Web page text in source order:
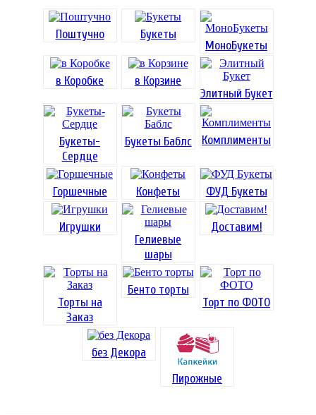
Поштучно Букеты
МоноБукеты
в Коробке
в Корзине
Элитный Букет
Букеты-
Сердце
Букеты Баблс Комплименты
Горшечные Конфеты ФУД Букеты
Игрушки
Гелиевые
шары
Доставим!
Торты на
Заказ
Бенто торты
Торт по ФОТО
без Декора
Пирожные